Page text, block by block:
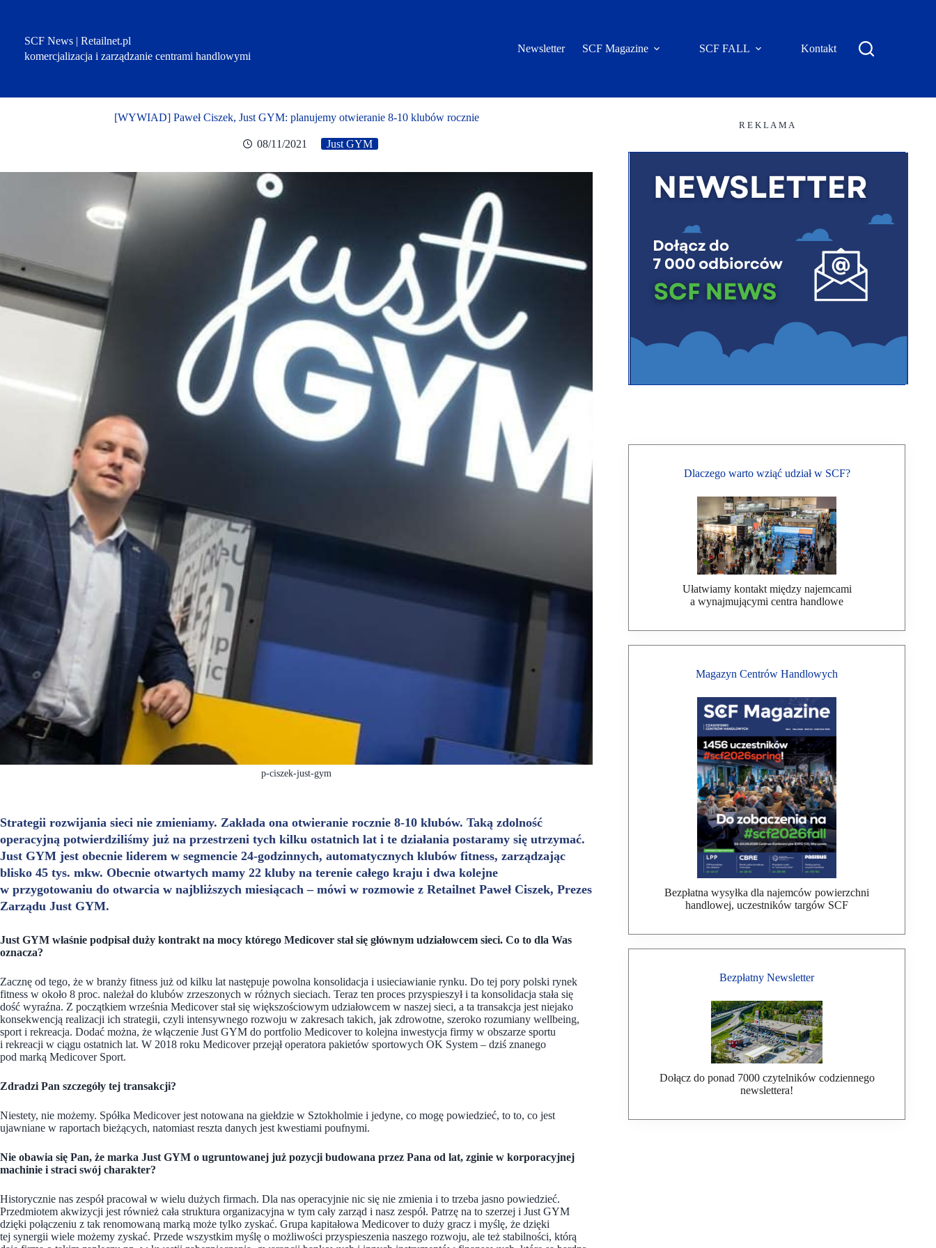
SCF News | Retailnet.pl
komercjalizacja i zarządzanie centrami handlowymi
Newsletter SCF Magazine SCF FALL Kontakt
[WYWIAD] Paweł Ciszek, Just GYM: planujemy otwieranie 8-10 klubów rocznie
08/11/2021 Just GYM
p-ciszek-just-gym
Strategii rozwijania sieci nie zmieniamy. Zakłada ona otwieranie rocznie 8-10 klubów. Taką zdolność
operacyjną potwierdziliśmy już na przestrzeni tych kilku ostatnich lat i te działania postaramy się utrzymać.
Just GYM jest obecnie liderem w segmencie 24-godzinnych, automatycznych klubów fitness, zarządzając
blisko 45 tys. mkw. Obecnie otwartych mamy 22 kluby na terenie całego kraju i dwa kolejne
w przygotowaniu do otwarcia w najbliższych miesiącach – mówi w rozmowie z Retailnet Paweł Ciszek, Prezes
Zarządu Just GYM.
Just GYM właśnie podpisał duży kontrakt na mocy którego Medicover stał się głównym udziałowcem sieci. Co to dla Was
oznacza?
Zacznę od tego, że w branży fitness już od kilku lat następuje powolna konsolidacja i usieciawianie rynku. Do tej pory polski rynek
fitness w około 8 proc. należał do klubów zrzeszonych w różnych sieciach. Teraz ten proces przyspieszył i ta konsolidacja stała się
dość wyraźna. Z początkiem września Medicover stał się większościowym udziałowcem w naszej sieci, a ta transakcja jest niejako
konsekwencją realizacji ich strategii, czyli intensywnego rozwoju w zakresach takich, jak zdrowotne, szeroko rozumiany wellbeing,
sport i rekreacja. Dodać można, że włączenie Just GYM do portfolio Medicover to kolejna inwestycja firmy w obszarze sportu
i rekreacji w ciągu ostatnich lat. W 2018 roku Medicover przejął operatora pakietów sportowych OK System – dziś znanego
pod marką Medicover Sport.
Zdradzi Pan szczegóły tej transakcji?
Niestety, nie możemy. Spółka Medicover jest notowana na giełdzie w Sztokholmie i jedyne, co mogę powiedzieć, to to, co jest
ujawniane w raportach bieżących, natomiast reszta danych jest kwestiami poufnymi.
Nie obawia się Pan, że marka Just GYM o ugruntowanej już pozycji budowana przez Pana od lat, zginie w korporacyjnej
machinie i straci swój charakter?
Historycznie nas zespół pracował w wielu dużych firmach. Dla nas operacyjnie nic się nie zmienia i to trzeba jasno powiedzieć.
Przedmiotem akwizycji jest również cała struktura organizacyjna w tym cały zarząd i nasz zespół. Patrzę na to szerzej i Just GYM
dzięki połączeniu z tak renomowaną marką może tylko zyskać. Grupa kapitałowa Medicover to duży gracz i myślę, że dzięki
tej synergii wiele możemy zyskać. Przede wszystkim myślę o możliwości przyspieszenia naszego rozwoju, ale też stabilności, którą
R E K L A M A
Dlaczego warto wziąć udział w SCF?
Ułatwiamy kontakt między najemcami
a wynajmującymi centra handlowe
Magazyn Centrów Handlowych
Bezpłatna wysyłka dla najemców powierzchni
handlowej, uczestników targów SCF
Bezpłatny Newsletter
Dołącz do ponad 7000 czytelników codziennego
newslettera!